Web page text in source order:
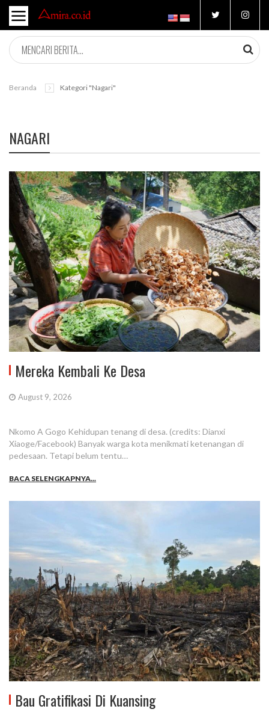
Beranda Kategori "nagari"
NAGARI
Mereka Kembali Ke Desa
August 9, 2026
Nkomo A Gogo Kehidupan tenang di desa. (credits: Dianxi
Xiaoge/Facebook) Banyak warga kota menikmati ketenangan di
pedesaan. Tetapi belum tentu…
BACA SELENGKAPNYA...
Bau Gratifikasi Di Kuansing